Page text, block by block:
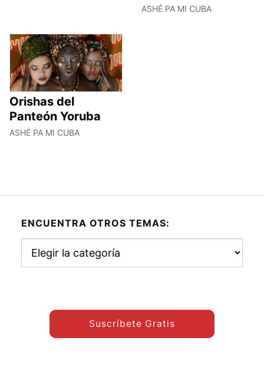
ASHÉ PA MI CUBA
Orishas del
Panteón Yoruba
ASHÉ PA MI CUBA
ENCUENTRA OTROS TEMAS:
otros
Suscríbete Gratis